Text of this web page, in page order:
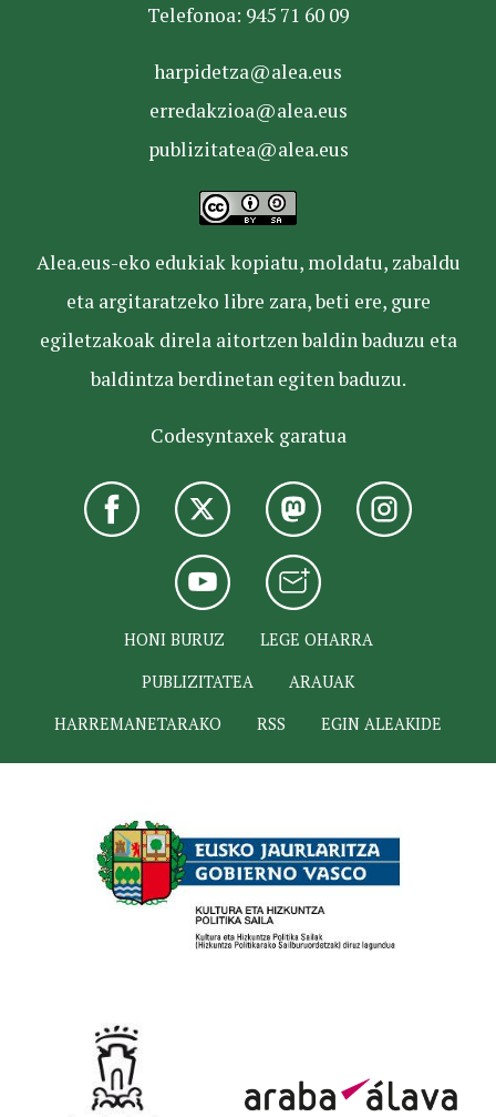
Telefonoa: 945 71 60 09
harpidetza@alea.eus
erredakzioa@alea.eus
publizitatea@alea.eus
Alea.eus-eko edukiak kopiatu, moldatu, zabaldu
eta argitaratzeko libre zara, beti ere, gure
egiletzakoak direla aitortzen baldin baduzu eta
baldintza berdinetan egiten baduzu.
Codesyntaxek garatua
HONI BURUZ
LEGE OHARRA
PUBLIZITATEA
ARAUAK
HARREMANETARAKO
RSS EGIN ALEAKIDE